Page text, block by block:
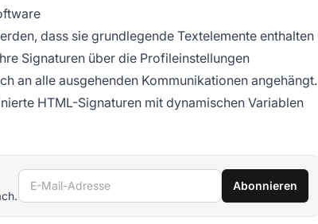
dass sie grundlegende Textelemente enthalten
Signaturen über die Profileinstellungen
an alle ausgehenden Kommunikationen angehängt.
HTML-Signaturen mit dynamischen Variablen
E-Mail-Adresse Abonnieren